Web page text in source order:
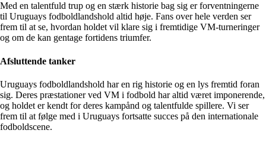
Med en talentfuld trup og en stærk historie bag sig er forventningerne
til Uruguays fodboldlandshold altid høje. Fans over hele verden ser
frem til at se, hvordan holdet vil klare sig i fremtidige VM-turneringer
og om de kan gentage fortidens triumfer.
Afsluttende tanker
Uruguays fodboldlandshold har en rig historie og en lys fremtid foran
sig. Deres præstationer ved VM i fodbold har altid været imponerende,
og holdet er kendt for deres kampånd og talentfulde spillere. Vi ser
frem til at følge med i Uruguays fortsatte succes på den internationale
fodboldscene.